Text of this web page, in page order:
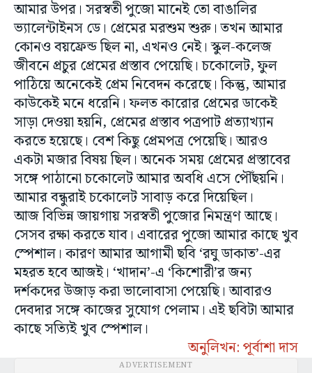
আমার উপর। সরস্বতী পুজো মানেই তো বাঙালির
ভ্যালেন্টাইনস ডে। প্রেমের মরশুম শুরু। তখন আমার
কোনও বয়ফ্রেন্ড ছিল না, এখনও নেই। স্কুল-কলেজ
জীবনে প্রচুর প্রেমের প্রস্তাব পেয়েছি। চকোলেট, ফুল
পাঠিয়ে অনেকেই প্রেম নিবেদন করেছে। কিন্তু, আমার
কাউকেই মনে ধরেনি। ফলত কারোর প্রেমের ডাকেই
সাড়া দেওয়া হয়নি, প্রেমের প্রস্তাব পত্রপাট প্রত্যাখ্যান
করতে হয়েছে। বেশ কিছু প্রেমপত্র পেয়েছি। আরও
একটা মজার বিষয় ছিল। অনেক সময় প্রেমের প্রস্তাবের
সঙ্গে পাঠানো চকোলেট আমার অবধি এসে পৌঁছয়নি।
আমার বন্ধুরাই চকোলেট সাবাড় করে দিয়েছিল।
আজ বিভিন্ন জায়গায় সরস্বতী পুজোর নিমন্ত্রণ আছে।
সেসব রক্ষা করতে যাব। এবারের পুজো আমার কাছে খুব
স্পেশাল। কারণ আমার আগামী ছবি ‘রঘু ডাকাত’-এর
মহরত হবে আজই। ‘খাদান’-এ ‘কিশোরী’র জন্য
দর্শকদের উজাড় করা ভালোবাসা পেয়েছি। আবারও
দেবদার সঙ্গে কাজের সুযোগ পেলাম। এই ছবিটা আমার
কাছে সত্যিই খুব স্পেশাল।
অনুলিখন: পূর্বাশা দাস
ADVERTISEMENT